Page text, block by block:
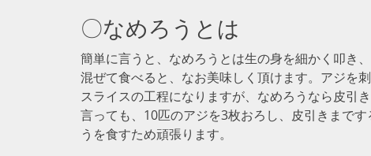
〇なめろうとは
簡単に言うと、なめろうとは生の身を細かく叩き
混ぜて食べると、なお美味しく頂けます。アジ
スライスの工程になりますが、なめろうなら皮引
言っても、10匹のアジを3枚おろし、皮引きまで
うを食すため頑張ります。